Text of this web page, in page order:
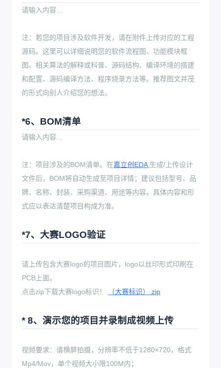
请输入内容…
注：若您的项目涉及软件开发，请在附件上传对应的工程
源码。这里可以详细说明您的软件流程图、功能模块框
图、相关算法的解释或科普、源码结构、编译环境的搭建
和配置、源码编译方法、程序烧录方法等。推荐图文并茂
的形式向别人介绍您的想法。
*6、BOM清单
请输入内容…
注：项目涉及的BOM清单。在嘉立创EDA 生成/上传设计
文件后，BOM将自动生成至项目详情；建议包括型号、品
牌、名称、封装、采购渠道、用途等内容。具体内容和形
式应以表达清楚项目构成为准。
*7、大赛LOGO验证
请上传包含大赛logo的项目图片，logo以丝印形式印刷在
PCB上面。
点击zip下载大赛logo标识！
（大赛标识）.zip
* 8、演示您的项目并录制成视频上传
视频要求：请横屏拍摄，分辨率不低于1280×720，格式
Mp4/Mov，单个视频大小限100M内；